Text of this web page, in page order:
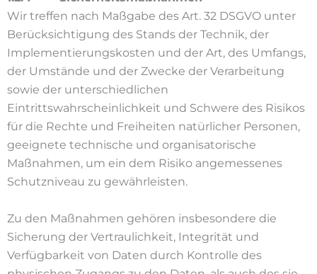
Wir treffen nach Maßgabe des Art. 32 DSGVO unter
Berücksichtigung des Stands der Technik, der
Implementierungskosten und der Art, des Umfangs,
der Umstände und der Zwecke der Verarbeitung
sowie der unterschiedlichen
Eintrittswahrscheinlichkeit und Schwere des Risikos
für die Rechte und Freiheiten natürlicher Personen,
geeignete technische und organisatorische
Maßnahmen, um ein dem Risiko angemessenes
Schutzniveau zu gewährleisten.
Zu den Maßnahmen gehören insbesondere die
Sicherung der Vertraulichkeit, Integrität und
Verfügbarkeit von Daten durch Kontrolle des